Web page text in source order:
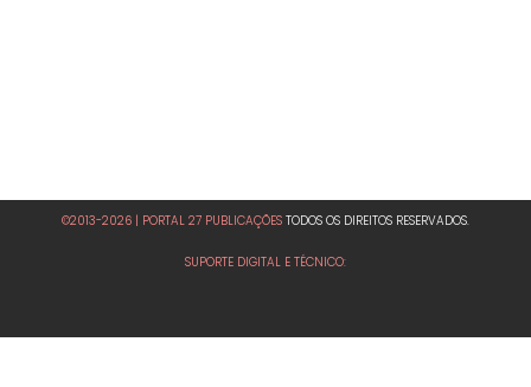
©2013-2026 | PORTAL 27 PUBLICAÇÕES TODOS OS DIREITOS RESERVADOS.
SUPORTE DIGITAL E TÉCNICO: